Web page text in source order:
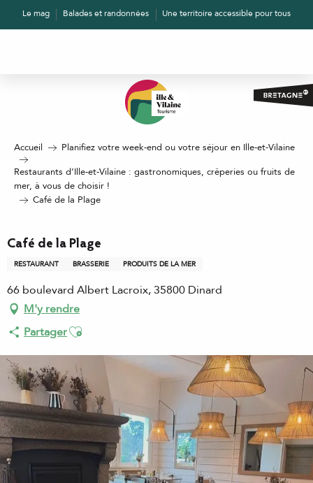
AllerLe mag Balades et randonnées Une territoire accessible pour tous
Accueil
Planifiez votre week-end ou votre séjour en Ille-et-Vilaine
Restaurants d’Ille-et-Vilaine : gastronomiques, crêperies ou fruits de
mer, à vous de choisir !
Café de la Plage
Café de la Plage
RESTAURANT BRASSERIE PRODUITS DE LA MER
66 boulevard Albert Lacroix, 35800 Dinard
M'y rendre
PartagerAjouter aux favoris